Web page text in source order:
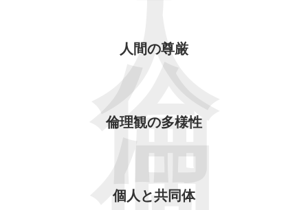
人間の尊厳
人
倫理観の多様性
倫
個人と共同体